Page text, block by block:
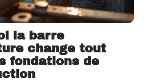
la barre
change tout
fondations de